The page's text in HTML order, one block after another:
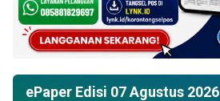
ePaper Edisi 07 Agustus 2026